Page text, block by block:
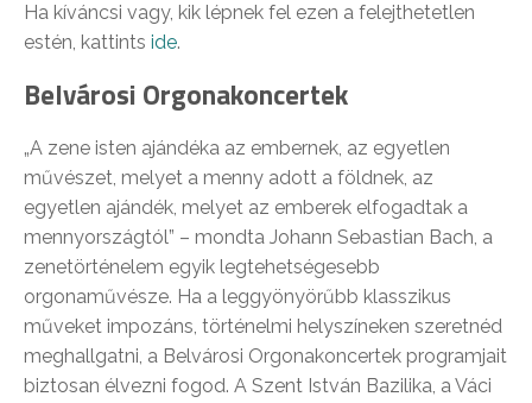
Ha kíváncsi vagy, kik lépnek fel ezen a felejthetetlen
estén, kattints ide.
Belvárosi Orgonakoncertek
„A zene isten ajándéka az embernek, az egyetlen
művészet, melyet a menny adott a földnek, az
egyetlen ajándék, melyet az emberek elfogadtak a
mennyországtól” – mondta Johann Sebastian Bach, a
zenetörténelem egyik legtehetségesebb
orgonaművésze. Ha a leggyönyörűbb klasszikus
műveket impozáns, történelmi helyszíneken szeretnéd
meghallgatni, a Belvárosi Orgonakoncertek programjait
biztosan élvezni fogod. A Szent István Bazilika, a Váci